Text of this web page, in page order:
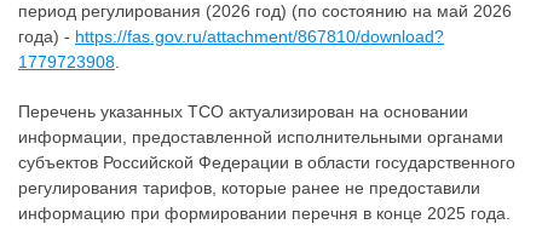
период регулирования (2026 год) (по состоянию на май 2026
года) - https://fas.gov.ru/attachment/867810/download?
1779723908
Перечень указанных ТСО актуализирован на основании
информации, предоставленной исполнительными органами
субъектов Российской Федерации в области государственного
регулирования тарифов, которые ранее не предоставили
информацию при формировании перечня в конце 2025 года.